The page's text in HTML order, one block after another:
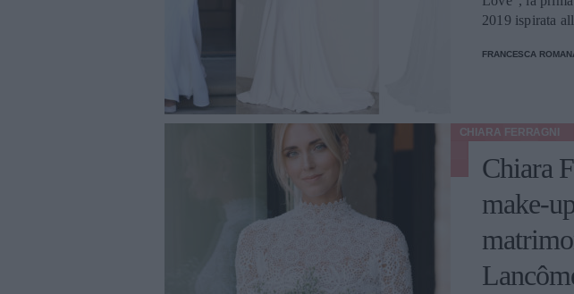
2019 ispirata
FRANCESCA
CHIARA FERRAGNI
Chiara
make-